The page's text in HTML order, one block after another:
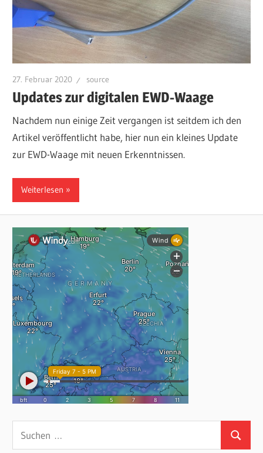
27. Februar 2020 source
Updates zur digitalen EWD-Waage
Nachdem nun einige Zeit vergangen ist seitdem ich den
Artikel veröffentlicht habe, hier nun ein kleines Update
zur EWD-Waage mit neuen Erkenntnissen.
Weiterlesen
Suchen
nach:
Suchen